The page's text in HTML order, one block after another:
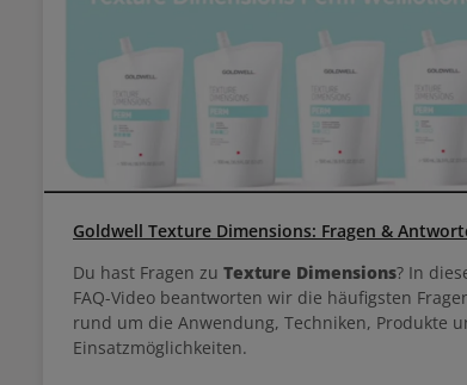
Goldwell Texture Dimensions: Fragen &
Du hast Fragen zu Texture Dimensions? In
FAQ-Video beantworten wir die häufigsten
rund um die Anwendung, Techniken, Produkte
Einsatzmöglichkeiten.